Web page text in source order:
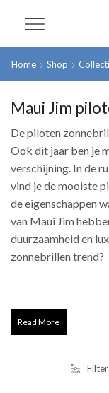
Home Shop
Maui Jim
De piloten
Ook dit jaar ben je
verschijning. In de
vind je de mooiste
de eigenschappen
van Maui Jim
duurzaamheid en
zonnebrillen trend?
Read More